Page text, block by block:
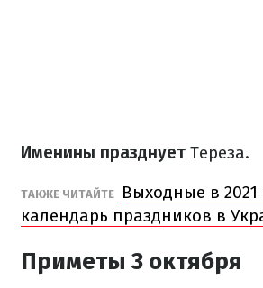
Именины празднует Тереза.
ТАКЖЕ ЧИТАЙТЕ
Выходные в 2021
календарь праздников в
Приметы 3 октября